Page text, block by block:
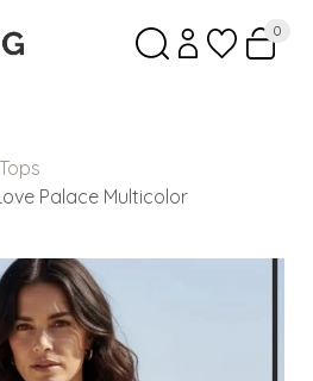
0
Palace Multicolor